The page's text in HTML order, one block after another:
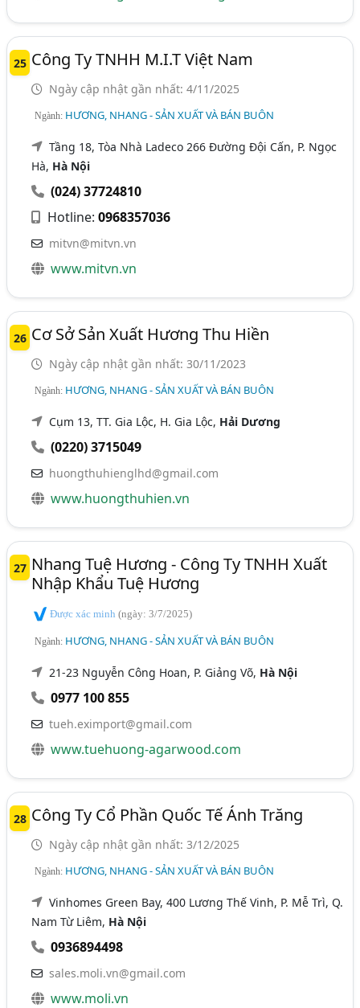
25 Công Ty TNHH M.I.T Việt Nam
Ngày cập nhật gần nhất: 4/11/2025
Ngành: HƯƠNG, NHANG - SẢN XUẤT VÀ BÁN BUÔN
Tầng 18, Tòa Nhà Ladeco 266 Đường Đội Cấn, P. Ngọc
Hà, Hà Nội
(024) 37724810
Hotline:0968357036
mitvn@mitvn.vn
www.mitvn.vn
26 Cơ Sở Sản Xuất Hương Thu Hiền
Ngày cập nhật gần nhất: 30/11/2023
Ngành: HƯƠNG, NHANG - SẢN XUẤT VÀ BÁN BUÔN
Cụm 13, TT. Gia Lộc, H. Gia Lộc, Hải Dương
(0220) 3715049
huongthuhienglhd@gmail.com
www.huongthuhien.vn
27 Nhang Tuệ Hương - Công Ty TNHH Xuất
Nhập Khẩu Tuệ Hương
Được xác minh(ngày: 3/7/2025)
Ngành: HƯƠNG, NHANG - SẢN XUẤT VÀ BÁN BUÔN
21-23 Nguyễn Công Hoan, P. Giảng Võ, Hà Nội
0977 100 855
tueh.eximport@gmail.com
www.tuehuong-agarwood.com
28 Công Ty Cổ Phần Quốc Tế Ánh Trăng
Ngày cập nhật gần nhất: 3/12/2025
Ngành: HƯƠNG, NHANG - SẢN XUẤT VÀ BÁN BUÔN
Vinhomes Green Bay, 400 Lương Thế Vinh, P. Mễ Trì, Q.
Nam Từ Liêm, Hà Nội
0936894498
sales.moli.vn@gmail.com
www.moli.vn